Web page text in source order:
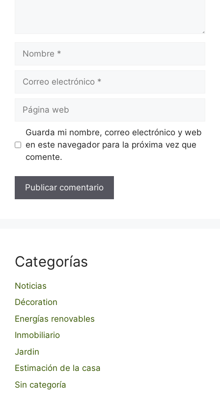
Nombre
Correo
Página
Guarda mi nombre, correo electrónico y web
en este navegador para la próxima vez que
comente.
Categorías
Noticias
Décoration
Energías renovables
Inmobiliario
Jardin
Estimación de la casa
Sin categoría